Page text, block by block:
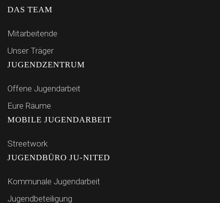
DAS TEAM
Mitarbeitende
Unser Träger
JUGENDZENTRUM
Offene Jugendarbeit
Eure Räume
MOBILE JUGENDARBEIT
Streetwork
JUGENDBÜRO JU-NITED
Kommunale Jugendarbeit
Jugendbeteiligung